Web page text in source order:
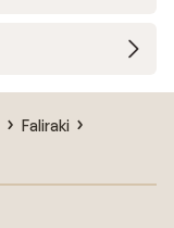
Faliraki